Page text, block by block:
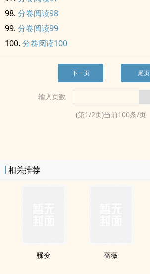
分卷阅读98
分卷阅读99
分卷阅读100
下一页 尾页
输入页数
(第1/2页)当前100条/页
相关推荐
骤变 蔷薇